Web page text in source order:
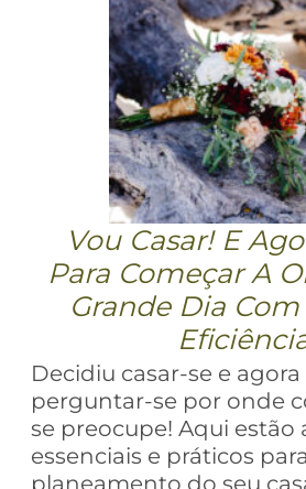
Vou Casar! E
Para Começar A
Grande Dia
Decidiu casar-se e agora
perguntar-se por onde
se preocupe! Aqui estão
essenciais e práticos
planeamento do seu